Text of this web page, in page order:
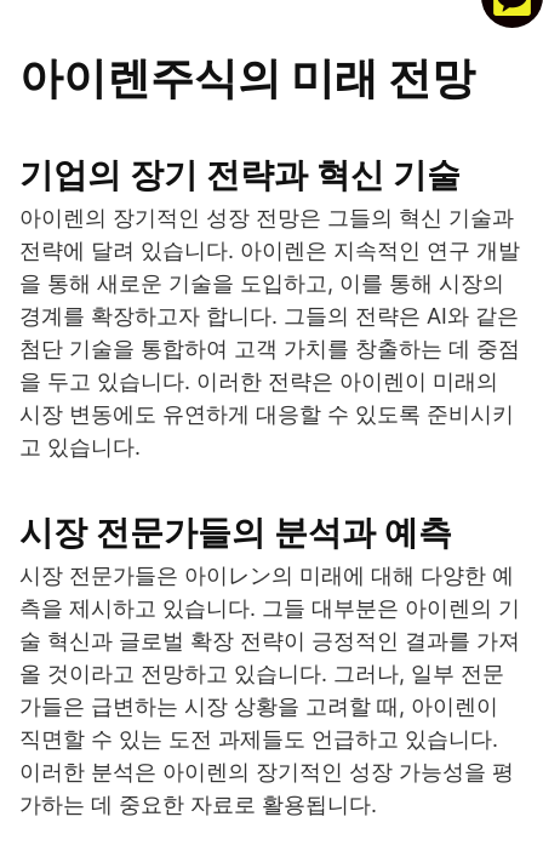
아이렌주식의 미래 전망
기업의 장기 전략과 혁신 기술
아이렌의 장기적인 성장 전망은 그들의 혁신 기술과
전략에 달려 있습니다. 아이렌은 지속적인 연구 개발
을 통해 새로운 기술을 도입하고, 이를 통해 시장의
경계를 확장하고자 합니다. 그들의 전략은 AI와 같은
첨단 기술을 통합하여 고객 가치를 창출하는 데 중점
을 두고 있습니다. 이러한 전략은 아이렌이 미래의
시장 변동에도 유연하게 대응할 수 있도록 준비시키
고 있습니다.
시장 전문가들의 분석과 예측
시장 전문가들은 아이レン의 미래에 대해 다양한 예
측을 제시하고 있습니다. 그들 대부분은 아이렌의 기
술 혁신과 글로벌 확장 전략이 긍정적인 결과를 가져
올 것이라고 전망하고 있습니다. 그러나, 일부 전문
가들은 급변하는 시장 상황을 고려할 때, 아이렌이
직면할 수 있는 도전 과제들도 언급하고 있습니다.
이러한 분석은 아이렌의 장기적인 성장 가능성을 평
가하는 데 중요한 자료로 활용됩니다.